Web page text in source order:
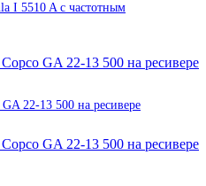
I 5510 A с частотным
22-13 500 на ресивере